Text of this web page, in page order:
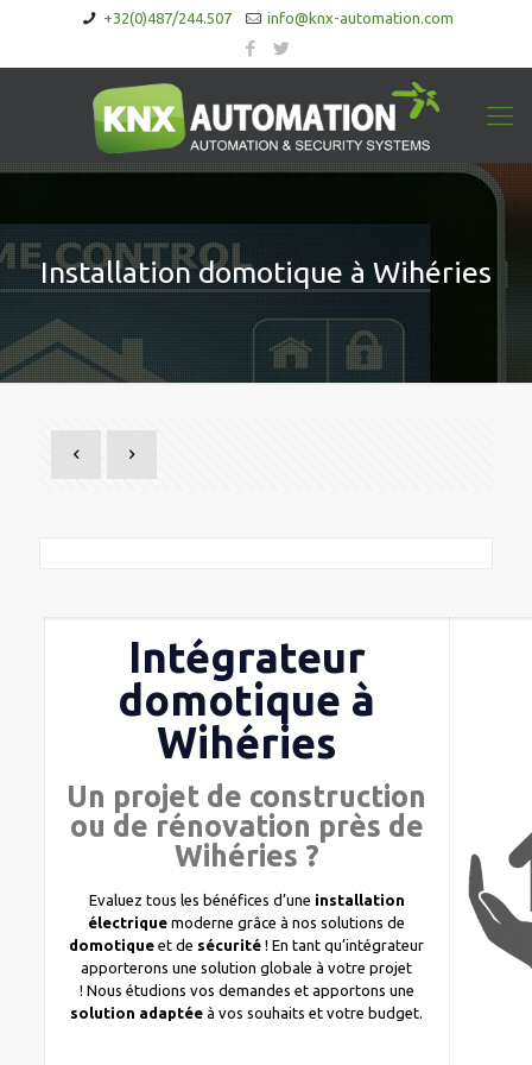
+32(0)487/244.507 info@knx-automation.com
Installation domotique à Wihéries
Intégrateur
domotique à
Wihéries
Un projet de construction
ou de rénovation près de
Wihéries ?
Evaluez tous les bénéfices d’une installation
électrique moderne grâce à nos solutions de
domotique et de sécurité ! En tant qu’intégrateur
apporterons une solution globale à votre projet
! Nous étudions vos demandes et apportons une
solution adaptéeà vos souhaits et votre budget.